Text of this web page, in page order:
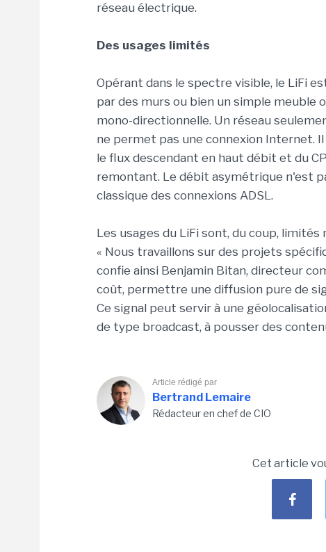
réseau électrique.
Des usages limités
Opérant dans le spectre visible, le LiFi
par des murs ou bien un simple
mono-directionnelle. Un réseau
ne permet pas une connexion Internet.
le flux descendant en haut débit et du
remontant. Le débit asymétrique n'est
classique des connexions ADSL.
Les usages du LiFi sont, du coup,
« Nous travaillons sur des projets
confie ainsi Benjamin Bitan, directeur
coût, permettre une diffusion pure de
Ce signal peut servir à une
de type broadcast, à pousser des
Article rédigé par
Bertrand Lemaire
Rédacteur en chef de CIO
Cet article